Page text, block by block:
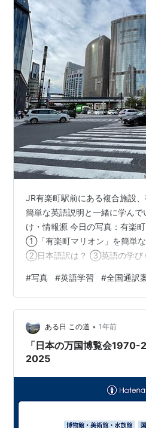
JR有楽町駅前にある複合施設
簡単な英語説明と一緒に学ん
け・情報源 今日の写真：有楽
①「有楽町マリオン」を簡単
②日本語訳は？ ③英語の学び
英語動画 ４．全国通訳案内士
ク（トップページ含む） １．
手元にある写真や本からも日
きます。 今回の写真は、有楽
点は数寄屋橋（すきやばし）
町マリオンを英語で学…
#写真 #英語学習 #全国通訳
ある日 この道 • 1年前
「日本の万国博覧会
2025